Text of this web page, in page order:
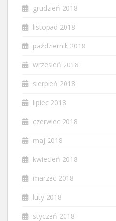
grudzień 2018
listopad 2018
październik 2018
wrzesień 2018
sierpień 2018
lipiec 2018
czerwiec 2018
maj 2018
kwiecień 2018
marzec 2018
luty 2018
styczeń 2018